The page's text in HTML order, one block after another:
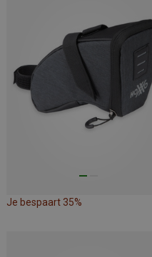
Je bespaart 35%